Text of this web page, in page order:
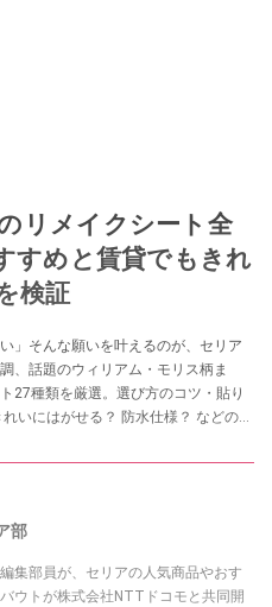
リメイクシート全
すめと賃貸でもきれ
検証
」そんな願いを叶えるのが、セリア
、話題のウィリアム・モリス柄ま
27種類を厳選。選び方のコツ・貼り
いにはがせる？ 防水仕様？ などの気
部
集部員が、セリアの人気商品やおす
ウトが株式会社NTTドコモと共同開